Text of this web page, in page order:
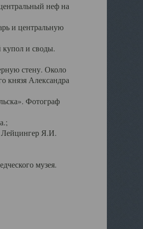
неф на
и центральную
и своды.
стену. Около
князя Александра
Фотограф
Лейцингер Я.И.
музея.